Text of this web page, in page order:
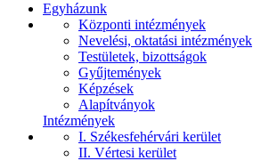
Egyházunk
Központi intézmények
Nevelési, oktatási intézmények
Testületek, bizottságok
Gyűjtemények
Képzések
Alapítványok
Intézmények
I. Székesfehérvári kerület
II. Vértesi kerület